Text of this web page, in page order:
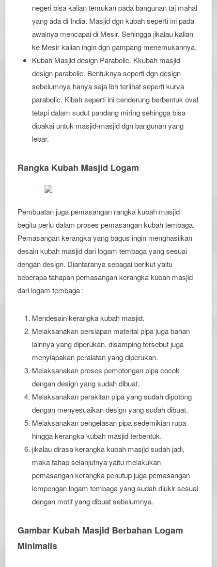
negeri bisa kalian temukan pada bangunan taj mahal
yang ada di India. Masjid dgn kubah seperti ini pada
awalnya mencapai di Mesir. Sehingga jikalau kalian
ke Mesir kalian ingin dgn gampang menemukannya.
Kubah Masjid design Parabolic. Kkubah masjid
design parabolic. Bentuknya seperti dgn design
sebelumnya hanya saja lbh terlihat seperti kurva
parabolic. Kibah seperti ini cenderung berbentuk oval
tetapi dalam sudut pandang miring sehingga bisa
dipakai untuk masjid-masjid dgn bangunan yang
lebar.
Rangka Kubah Masjid Logam
Pembuatan juga pemasangan rangka kubah masjid
begitu perlu dalam proses pemasangan kubah tembaga.
Pemasangan kerangka yang bagus ingin menghasilkan
desain kubah masjid dari logam tembaga yang sesuai
dengan design. Diantaranya sebagai berikut yaitu
beberapa tahapan pemasangan kerangka kubah masjid
dari logam tembaga :
Mendesain kerangka kubah masjid.
Melaksanakan persiapan material pipa juga bahan
lainnya yang diperukan. disamping tersebut juga
menyiapakan peralatan yang diperukan.
Melaksanakan proses pemotongan pipa cocok
dengan design yang sudah dibuat.
Melaksanakan perakitan pipa yang sudah dipotong
dengan menyesuaikan design yang sudah dibuat.
Melaksanakan pengelasan pipa sedemikian rupa
hingga kerangka kubah masjid terbentuk.
jikalau dirasa kerangka kubah masjid sudah jadi,
maka tahap selanjutnya yaitu melakukan
pemasangan kerangka penutup juga pemasangan
lempengan logam tembaga yang sudah diukir sesuai
dengan motif yang dibuat sebelumnya.
Gambar Kubah Masjid Berbahan Logam
Minimalis